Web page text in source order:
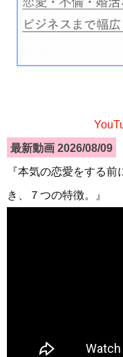
最新動画 2026/08/09
『本気の恋愛をする
き、７つの特徴。』